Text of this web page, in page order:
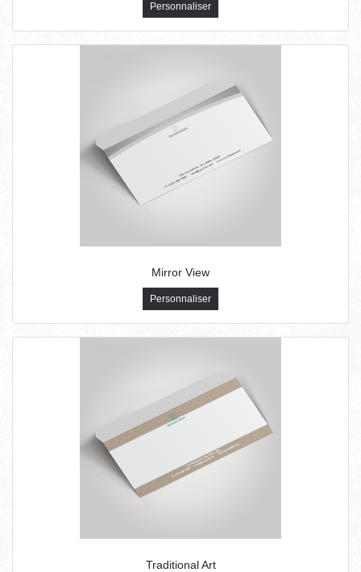
Personnaliser
Mirror View
Personnaliser
Traditional Art